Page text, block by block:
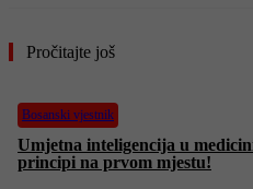
Pročitajte još
Bosanski vjestnik
Umjetna inteligencija u
principi na prvom mjestu!